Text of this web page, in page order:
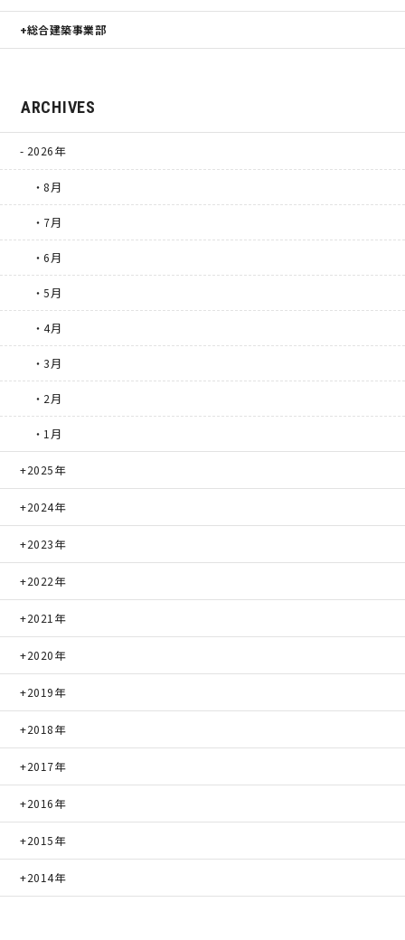
総合建築事業部
ARCHIVES
2026年
・8月
・7月
・6月
・5月
・4月
・3月
・2月
・1月
2025年
2024年
2023年
2022年
2021年
2020年
2019年
2018年
2017年
2016年
2015年
2014年